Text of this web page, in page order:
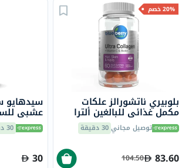
20% خصم
بلوبيري ناتشورالز علكات
مكمل غذائي للبالغين ألترا
كولاجين + فيتامين سي
وبيوتين، حزمة 60
توصيل مجاني30 دقيقة
83.60
104.50
عشبي
الكحول مع30 دقيقة
30